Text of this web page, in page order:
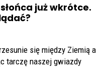
już wkrótce.
się między Ziemią a
tarczę naszej gwiazdy